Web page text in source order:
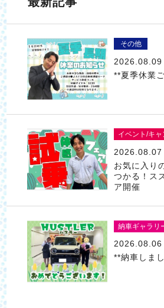
その他
2026.08.09
**夏季休業
イベント/キャ
2026.08.07
お気に入り
つかる！ス
ア開催
納車ギャラリ
2026.08.06
**納車しま